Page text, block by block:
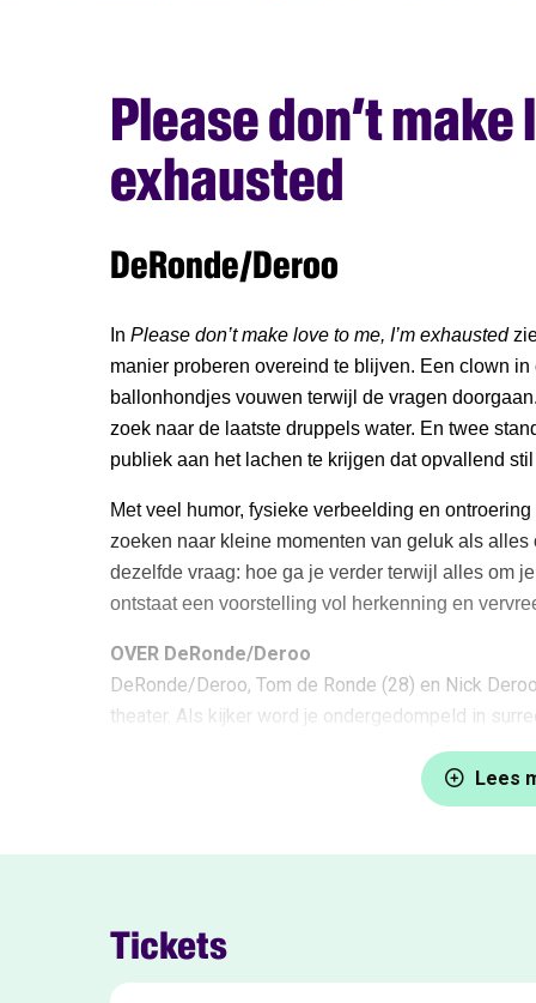
Please don’t make
exhausted
DeRonde/Deroo
In Please don’t make love to me, I’m exhausted
manier proberen overeind te blijven. Een clown
ballonhondjes vouwen terwijl de vragen
zoek naar de laatste druppels water. En twee
publiek aan het lachen te krijgen dat opvallend
Met veel humor, fysieke verbeelding en
zoeken naar kleine momenten van geluk als
dezelfde vraag: hoe ga je verder terwijl alles om
ontstaat een voorstelling vol herkenning en
OVER DeRonde/Deroo
DeRonde/Deroo, Tom de Ronde (28) en Nick
theater. Als kijker word je ondergedompeld in
eigen regels en wetten. Het lichaam is altijd hun
(on)mogelijkheden van het lichaam om tot een
komen. In 2025 ontving DeRonde/Deroo het Wim
Het Cultuurfonds, bij uitreiking van het Wim
“Hun werk is visueel verbluffend; filmisch zonder
Lees
Tickets